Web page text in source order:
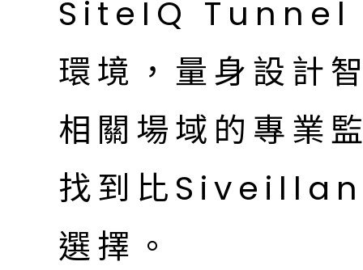
SiteIQ Tunnel
環境，量身設計
相關場域的專業
找到比
選擇。